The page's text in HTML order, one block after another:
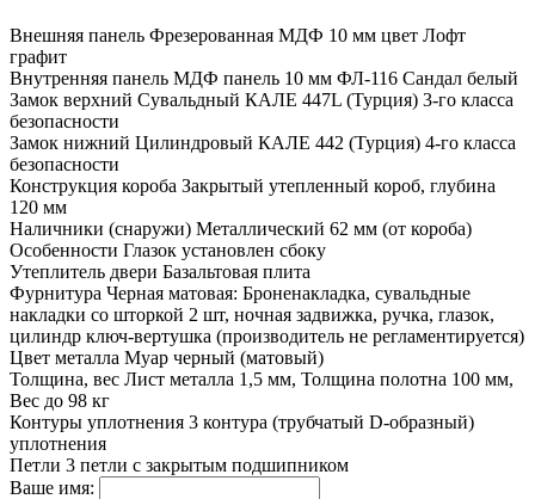
Внешняя панель Фрезерованная МДФ 10 мм цвет Лофт
графит
Внутренняя панель МДФ панель 10 мм ФЛ-116 Сандал белый
Замок верхний Сувальдный КАЛЕ 447L (Турция) 3-го класса
безопасности
Замок нижний Цилиндровый КАЛЕ 442 (Турция) 4-го класса
безопасности
Конструкция короба Закрытый утепленный короб, глубина
120 мм
Наличники (снаружи) Металлический 62 мм (от короба)
Особенности Глазок установлен сбоку
Утеплитель двери Базальтовая плита
Фурнитура Черная матовая: Броненакладка, сувальдные
накладки со шторкой 2 шт, ночная задвижка, ручка, глазок,
цилиндр ключ-вертушка (производитель не регламентируется)
Цвет металла Муар черный (матовый)
Толщина, вес Лист металла 1,5 мм, Толщина полотна 100 мм,
Вес до 98 кг
Контуры уплотнения 3 контура (трубчатый D-образный)
уплотнения
Петли 3 петли с закрытым подшипником
Ваше имя: